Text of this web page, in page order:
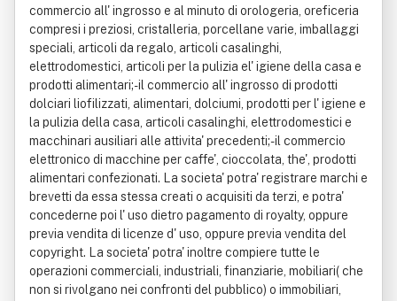
commercio all' ingrosso e al minuto di orologeria, oreficeria
compresi i preziosi, cristalleria, porcellane varie, imballaggi
speciali, articoli da regalo, articoli casalinghi,
elettrodomestici, articoli per la pulizia el' igiene della casa e
prodotti alimentari;- il commercio all' ingrosso di prodotti
dolciari liofilizzati, alimentari, dolciumi, prodotti per l' igiene e
la pulizia della casa, articoli casalinghi, elettrodomestici e
macchinari ausiliari alle attivita' precedenti;- il commercio
elettronico di macchine per caffe', cioccolata, the', prodotti
alimentari confezionati. La societa' potra' registrare marchi e
brevetti da essa stessa creati o acquisiti da terzi, e potra'
concederne poi l' uso dietro pagamento di royalty, oppure
previa vendita di licenze d' uso, oppure previa vendita del
copyright. La societa' potra' inoltre compiere tutte le
operazioni commerciali, industriali, finanziarie, mobiliari( che
non si rivolgano nei confronti del pubblico) o immobiliari,